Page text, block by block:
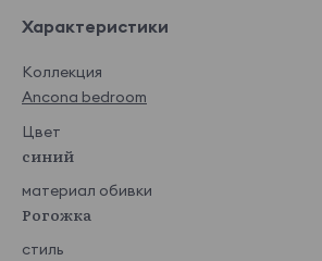
Характеристики
Коллекция
Ancona bedroom
Цвет
синий
материал обивки
Рогожка
стиль